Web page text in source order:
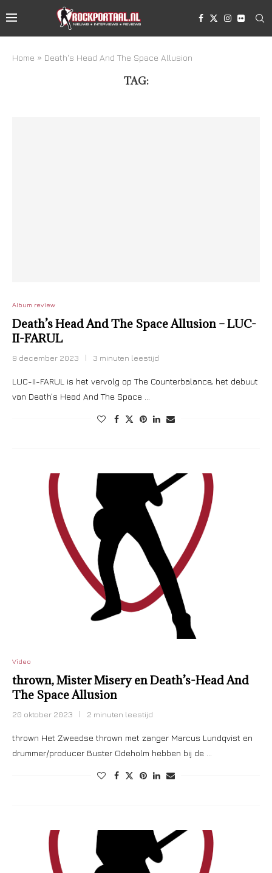
Home » Death's Head And The Space Allusion
TAG:
Album review
Death’s Head And The Space Allusion – LUC-
II-FARUL
9 december 2023 3 minuten leestijd
LUC-II-FARUL is het vervolg op The Counterbalance, het debuut
van Death’s Head And The Space …
Video
thrown, Mister Misery en Death’s-Head And
The Space Allusion
20 oktober 2023 2 minuten leestijd
thrown Het Zweedse thrown met zanger Marcus Lundqvist en
drummer/producer Buster Odeholm hebben bij de …